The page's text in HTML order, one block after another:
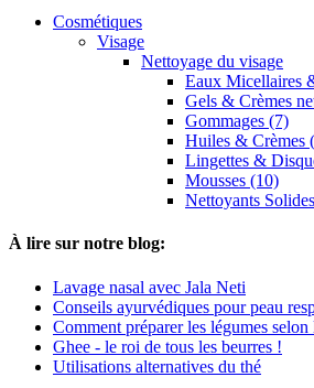
Cosmétiques
Visage
Nettoyage du visage
Eaux Micellaires
Gels & Crèmes
Gommages (7)
Huiles & Crèmes
Lingettes &
Mousses (10)
Nettoyants
À lire sur notre blog:
Lavage nasal avec Jala Neti
Conseils ayurvédiques pour peau
Comment préparer les légumes
Ghee - le roi de tous les beurres !
Utilisations alternatives du thé